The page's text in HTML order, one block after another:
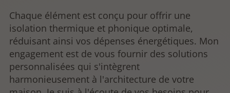
Chaque élément est conçu pour offrir une
isolation thermique et phonique optimale,
réduisant ainsi vos dépenses énergétiques. Mon
engagement est de vous fournir des solutions
personnalisées qui s'intègrent
harmonieusement à l'architecture de votre